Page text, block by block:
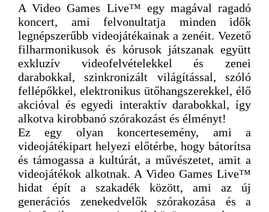
A Video Games Live™ egy magával ragadó
koncert, ami felvonultatja minden idők
legnépszerűbb videojátékainak a zenéit. Vezető
filharmonikusok és kórusok játszanak együtt
exkluzív videofelvételekkel és zenei
darabokkal, szinkronizált világítással, szóló
fellépőkkel, elektronikus ütőhangszerekkel, élő
akcióval és egyedi interaktív darabokkal, így
alkotva kirobbanó szórakozást és élményt!
Ez egy olyan koncertesemény, ami a
videojátékipart helyezi előtérbe, hogy bátorítsa
és támogassa a kultúrát, a művészetet, amit a
videojátékok alkotnak. A Video Games Live™
hidat épít a szakadék között, ami az új
generációs zenekedvelők szórakozása és a